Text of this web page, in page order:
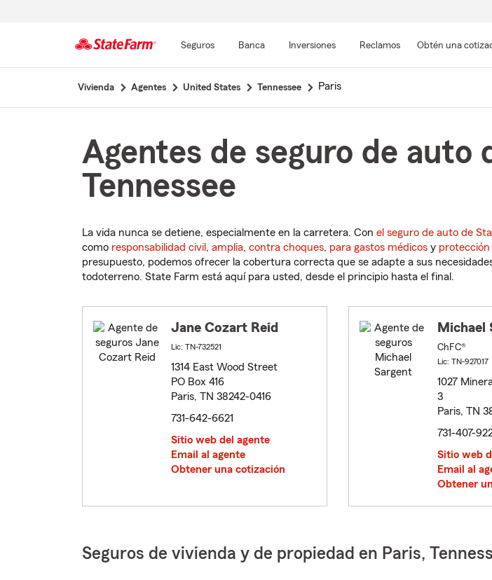
Seguros Banca Inversiones Reclamos Obtén una
Vivienda Agentes United States Tennessee Paris
Agentes de seguro de auto
Tennessee
La vida nunca se detiene, especialmente en la carretera. Con el seguro de auto de
como responsabilidad civil , amplia, contra choques, para gastos médicos y
presupuesto, podemos ofrecer la cobertura correcta que se adapte a sus
todoterreno. State Farm está aquí para usted, desde el principio hasta el final.
Jane Cozart Reid
Lic: TN-732521
1314 East Wood Street
PO Box 416
Paris, TN 38242-0416
731-642-6621
Sitio web del agente
Email al agente
Obtener una cotización
Michael
ChFC®
Lic: TN-927017
1027
3
Paris, TN
731-407-
Sitio web
Email al
Obtener
Seguros de vivienda y de propiedad en Paris,